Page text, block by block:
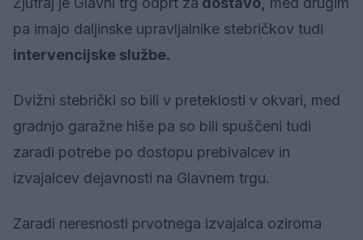
pa imajo daljinske upravljalnike stebričkov tudi
intervencijske službe.
Dvižni stebrički so bili v preteklosti v okvari, med
gradnjo garažne hiše pa so bili spuščeni tudi
zaradi potrebe po dostopu prebivalcev in
izvajalcev dejavnosti na Glavnem trgu.
Zaradi neresnosti prvotnega izvajalca oziroma